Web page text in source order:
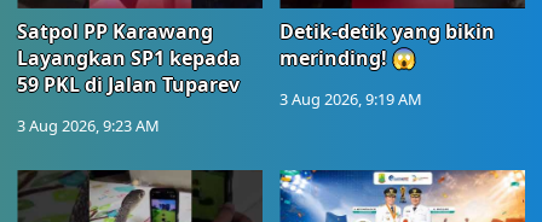
Satpol PP Karawang
Layangkan SP1 kepada
59 PKL di Jalan Tuparev
3 Aug 2026, 9:23 AM
Detik-detik yang bikin
merinding! 😱
3 Aug 2026, 9:19 AM